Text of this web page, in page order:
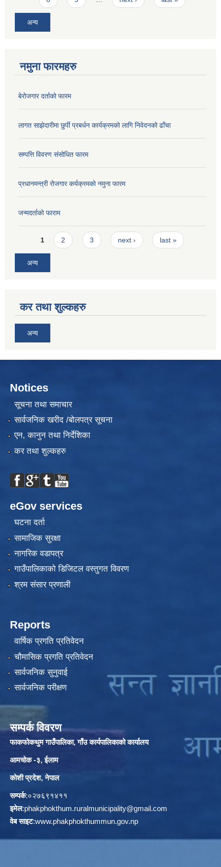
अन्य
नमुना फारमहरु
बेरोजगार दर्ताको फारम
लागत साझेदारीमा छुर्पी प्रबर्धन कार्यक्रमको लागि निवेदनको ढाँचा
सम्पत्ति विवरण संसोधित फारम
प्रधानमन्त्री रोजगार कर्यक्रमको नमुना फारम
जन्मदर्ताको फाराम
Pages
1 2 3 next › last »
अन्य
कर तथा शुल्कहरु
अन्य
Notices
सूचना तथा समाचार
सार्वजनिक खरीद /बोलपत्र सूचना
एन, कानुन तथा निर्देशिका
कर तथा शुल्कहरु
eGov services
घटना दर्ता
सामाजिक सुरक्षा
नागरिक वडापत्र
गाउँपालिकाको डिजिटल वस्तुगत विवरण
श्रम संसार प्रणाली
Reports
वार्षिक प्रगति प्रतिवेदन
चौमासिक प्रगति प्रतिवेदन
सार्वजनिक सुनुवाई
सार्वजनिक परीक्षण
सम्पर्क विवरण
फाकफोकथुम गाउँपालिका, गाँउ कार्यपालिकाको कार्यालय
आमचोक -३, ईलाम
कोशी प्रदेश, नेपाल
सम्पर्क:०२७६९१४११
इमेल:phakphokthum.ruralmunicipality@gmail.com
वेब साइट:www.phakphokthummun.gov.np